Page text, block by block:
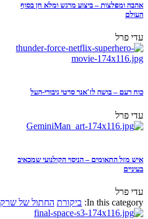
אהבה ומפלצות – ביצוע מרגש ומלא חן בסוף
העולם
עדי פרל
כוח רעם – בושה לז'אנר סרטי גיבורי-העל
עדי פרל
איש מזל התאומים – הניסוי הקולנועי שמכאיב
בעיניים
עדי פרל
In this category: ביקורת החתול של שרק 2: משאלה אחת ודי